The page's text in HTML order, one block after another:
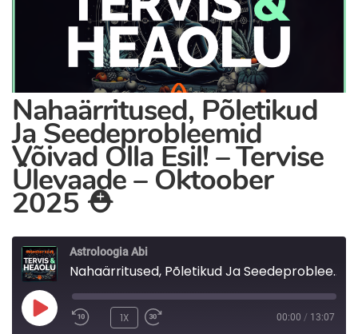
Nahaärritused, Põletikud
Ja Seedeprobleemid
Võivad Olla Esil! – Tervise
Ülevaade – Oktoober
2025 ⛑️
Astroloogia Abi
Nahaärritused, Põletikud Ja Seedeprobleemid Võivad Olla Esil! - Tervise Ülevaade - Oktoober 2025 ⛑️
PLAY
1X 00:00 / 13:07